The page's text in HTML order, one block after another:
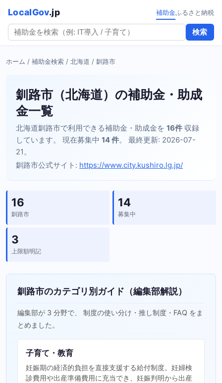
LocalGov.jp
検索
補助金ふるさと納税
ホーム / 補助金検索 / 北海道 / 釧路市
釧路市（北海道）の補助金・助成
金一覧
北海道釧路市で利用できる補助金・助成金を 16件 収録
しています。 現在募集中 14 件。 最終更新: 2026-07-
21。
釧路市公式サイト: https://www.city.kushiro.lg.jp/
16
釧路市
14
募集中
3
上限額明記
釧路市のカテゴリ別ガイド（編集部解説）
編集部が 3 分野で、 制度の使い分け・推し制度・FAQ をま
とめました。
子育て・教育
妊娠期の経済的負担を直接支援する給付制度。妊婦検
診費用や出産準備費用に充当でき、妊娠判明から出産